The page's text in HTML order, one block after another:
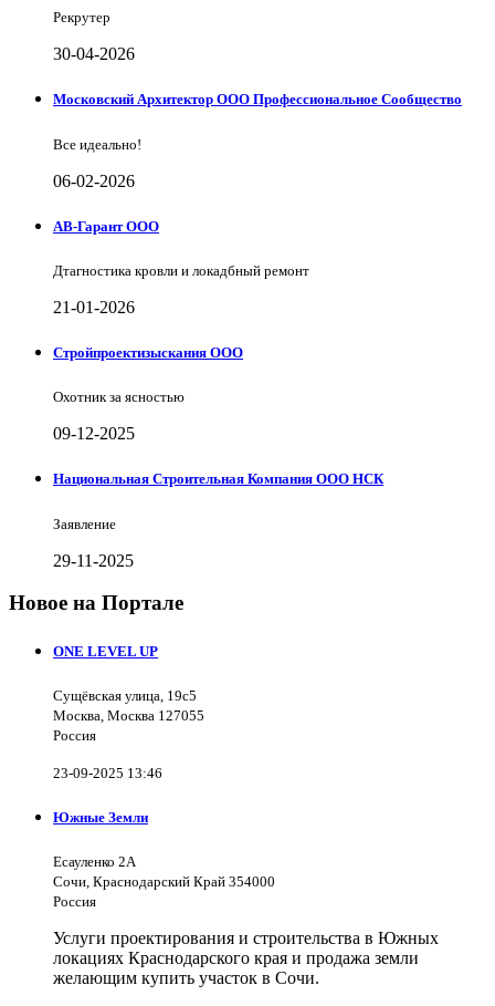
Рекрутер
30-04-2026
Московский Архитектор ООО Профессиональное Сообщество
Все идеально!
06-02-2026
АВ-Гарант ООО
Дтагностика кровли и локадбный ремонт
21-01-2026
Стройпроектизыскания ООО
Охотник за ясностью
09-12-2025
Национальная Строительная Компания ООО НСК
Заявление
29-11-2025
Новое на Портале
ONE LEVEL UP
Сущёвская улица, 19с5
Москва, Москва 127055
Россия
23-09-2025 13:46
Южные Земли
Есауленко 2А
Сочи, Краснодарский Край 354000
Россия
Услуги проектирования и строительства в Южных
локациях Краснодарского края и продажа земли
желающим купить участок в Сочи.